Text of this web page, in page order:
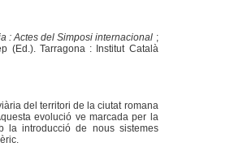
: Actes del Simposi internacional ;
(Ed.). Tarragona : Institut Català
del territori de la ciutat romana
evolució ve marcada per la
la introducció de nous sistemes